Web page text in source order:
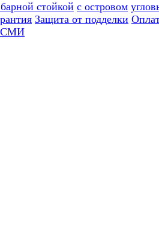
стойкой с островом
Защита от подделки
СМИ